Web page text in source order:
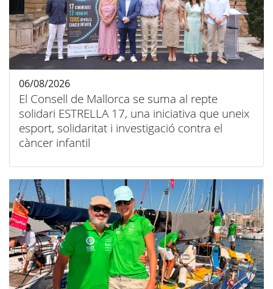
El Consell de Mallorca se suma al repte
solidari ESTRELLA 17, una iniciativa que uneix
esport, solidaritat i investigació contra el
càncer infantil
06/08/2026